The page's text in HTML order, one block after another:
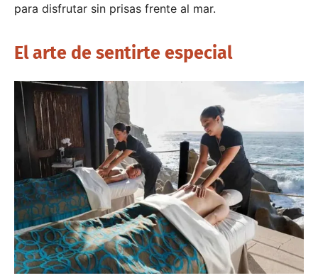
para disfrutar sin prisas frente al mar.
El arte de sentirte especial